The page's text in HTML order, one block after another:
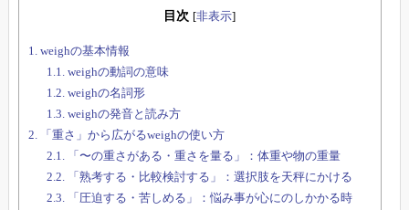
目次 [非表示]
1. weighの基本情報
1.1. weighの動詞の意味
1.2. weighの名詞形
1.3. weighの発音と読み方
2.
「重さ」から広がるweighの使い方
2.1.
「〜の重さがある・重さを量る」：体重や物の重量
2.2.
「熟考する・比較検討する」：選択肢を天秤にかける
2.3.
「圧迫する・苦しめる」：悩み事が心にのしかかる時